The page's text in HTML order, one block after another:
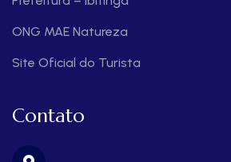
ONG MAE Natureza
Site Oficial do Turista
Contato